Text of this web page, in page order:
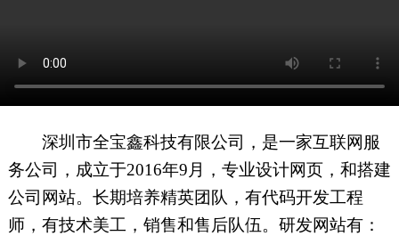
XML地图
深圳市全宝鑫科技有限公司，是一家互联网服
务公司，成立于2016年9月，专业设计网页，和搭建
公司网站。长期培养精英团队，有代码开发工程
师，有技术美工，销售和售后队伍。研发网站有：